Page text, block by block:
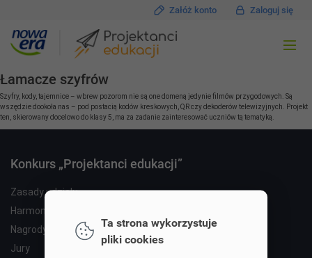
Załóż konto Zaloguj się
Łamacze szyfrów
Szyfry, kody, tajemnice – wbrew pozorom nie są one domeną jedynie filmów przygodowych. Są
wszędzie dookoła nas – pod postacią kodów kreskowych, QR czy dekoderów telewizyjnych. Projekt
ten, skierowany docelowo do klasy 5, ma za zadanie zainteresować uczniów tą tematyką.
Konkurs „Projektanci edukacji”
Zasady udziału
Harmonogram
Nagrody
Jury
Ta strona wykorzystuje
pliki cookies